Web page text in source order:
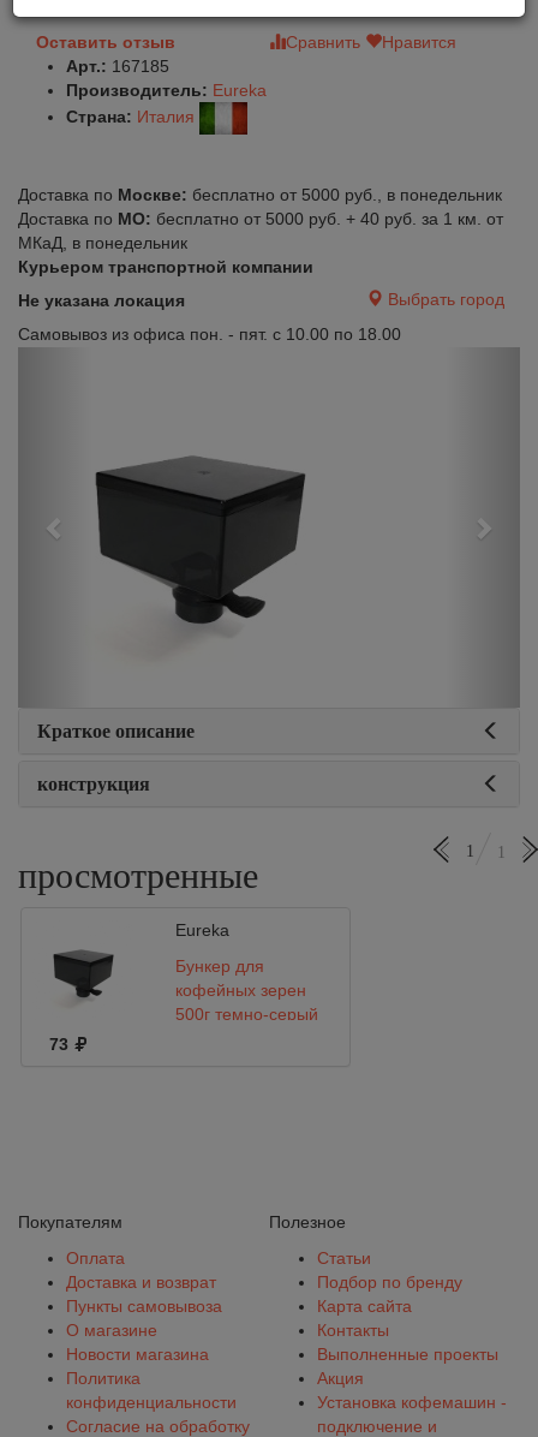
Оставить отзыв Сравнить
Нравится
Арт.: 167185
Производитель: Eureka
Страна: Италия
Доставка по Москве: бесплатно от 5000 руб., в понедельник
Доставка по МО: бесплатно от 5000 руб. + 40 руб. за 1 км. от
МКаД, в понедельник
Курьером транспортной компании
Не указана локация
Выбрать город
Самовывоз из офиса пон. - пят. с 10.00 по 18.00
Краткое описание
конструкция
просмотренные
1 1
Eureka
Бункер для
кофейных зерен
500г темно-серый
73
Покупателям
Оплата
Доставка и возврат
Пункты самовывоза
О магазине
Новости магазина
Политика
конфиденциальности
Согласие на обработку
Полезное
Статьи
Подбор по бренду
Карта сайта
Контакты
Выполненные проекты
Акция
Установка кофемашин -
подключение и